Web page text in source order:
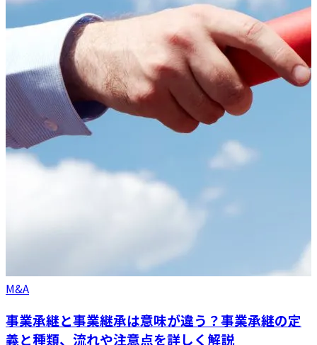
M&A
事業承継と事業継承は意味が違う？事業承継の定
義と種類、流れや注意点を詳しく解説